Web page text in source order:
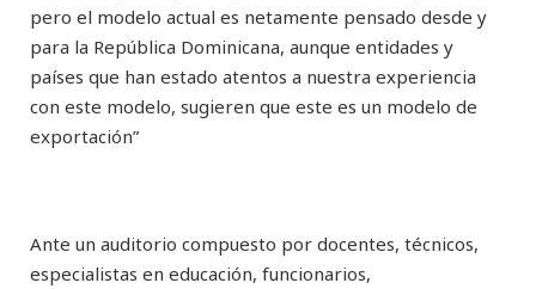
pero el modelo actual es netamente pensado desde y
para la República Dominicana, aunque entidades y
países que han estado atentos a nuestra experiencia
con este modelo, sugieren que este es un modelo de
exportación”
Ante un auditorio compuesto por docentes, técnicos,
especialistas en educación, funcionarios,